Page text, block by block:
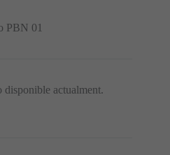
PBN 01
disponible actualment.